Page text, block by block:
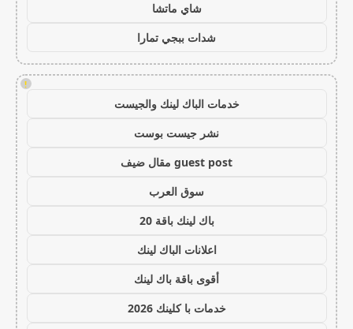
شاي ماتشا
شدات ببجي تمارا
!
خدمات الباك لينك والجيست
نشر جيست بوست
guest post مقال ضيف
سوق العرب
باك لينك باقة 20
اعلانات الباك لينك
أقوى باقة باك لينك
خدمات با كلينك 2026